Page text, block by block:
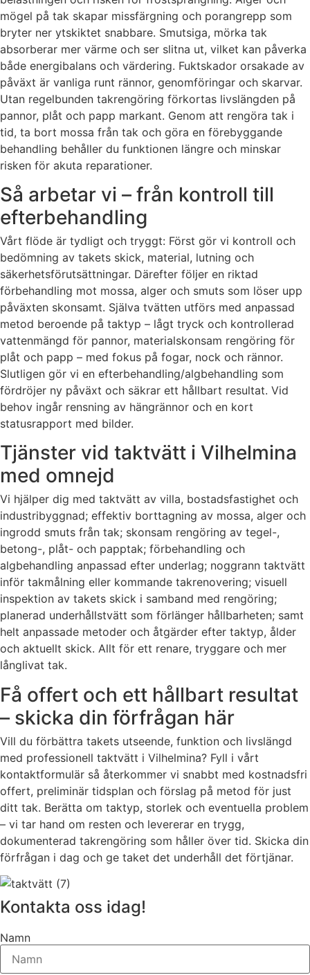
mögel på tak skapar missfärgning och porangrepp som
bryter ner ytskiktet snabbare. Smutsiga, mörka tak
absorberar mer värme och ser slitna ut, vilket kan påverka
både energibalans och värdering. Fuktskador orsakade av
påväxt är vanliga runt rännor, genomföringar och skarvar.
Utan regelbunden takrengöring förkortas livslängden på
pannor, plåt och papp markant. Genom att rengöra tak i
tid, ta bort mossa från tak och göra en förebyggande
behandling behåller du funktionen längre och minskar
risken för akuta reparationer.
Så arbetar vi – från kontroll till
efterbehandling
Vårt flöde är tydligt och tryggt: Först gör vi kontroll och
bedömning av takets skick, material, lutning och
säkerhetsförutsättningar. Därefter följer en riktad
förbehandling mot mossa, alger och smuts som löser upp
påväxten skonsamt. Själva tvätten utförs med anpassad
metod beroende på taktyp – lågt tryck och kontrollerad
vattenmängd för pannor, materialskonsam rengöring för
plåt och papp – med fokus på fogar, nock och rännor.
Slutligen gör vi en efterbehandling/algbehandling som
fördröjer ny påväxt och säkrar ett hållbart resultat. Vid
behov ingår rensning av hängrännor och en kort
statusrapport med bilder.
Tjänster vid taktvätt i Vilhelmina
med omnejd
Vi hjälper dig med taktvätt av villa, bostadsfastighet och
industribyggnad; effektiv borttagning av mossa, alger och
ingrodd smuts från tak; skonsam rengöring av tegel-,
betong-, plåt- och papptak; förbehandling och
algbehandling anpassad efter underlag; noggrann taktvätt
inför takmålning eller kommande takrenovering; visuell
inspektion av takets skick i samband med rengöring;
planerad underhållstvätt som förlänger hållbarheten; samt
helt anpassade metoder och åtgärder efter taktyp, ålder
och aktuellt skick. Allt för ett renare, tryggare och mer
långlivat tak.
Få offert och ett hållbart resultat
– skicka din förfrågan här
Vill du förbättra takets utseende, funktion och livslängd
med professionell taktvätt i Vilhelmina? Fyll i vårt
kontaktformulär så återkommer vi snabbt med kostnadsfri
offert, preliminär tidsplan och förslag på metod för just
ditt tak. Berätta om taktyp, storlek och eventuella problem
– vi tar hand om resten och levererar en trygg,
dokumenterad takrengöring som håller över tid. Skicka din
förfrågan i dag och ge taket det underhåll det förtjänar.
Kontakta oss idag!
Namn